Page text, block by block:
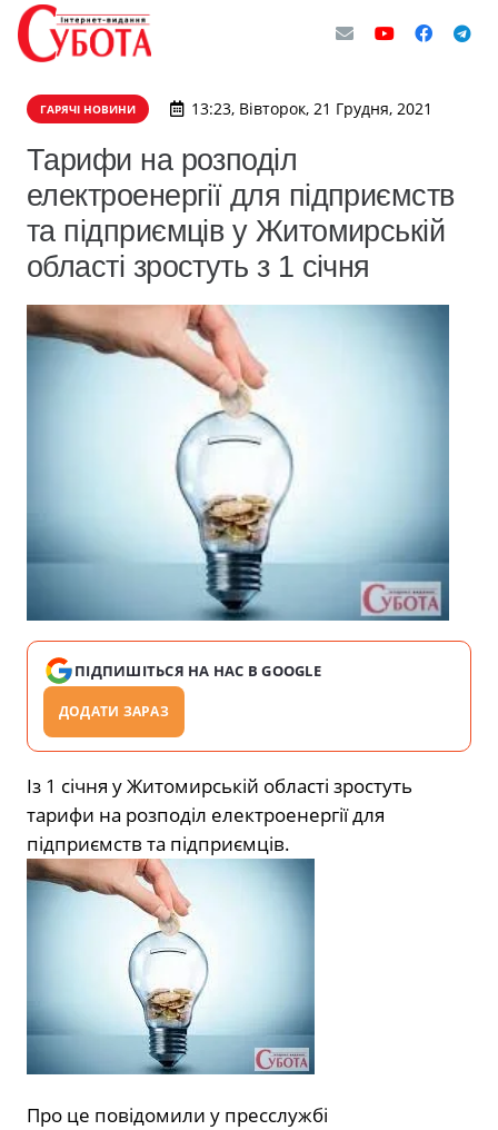
ГАРЯЧІ НОВИНИ 13:23, Вівторок, 21 Грудня, 2021
Тарифи на розподіл
електроенергії для підприємств
та підприємців у Житомирській
області зростуть з 1 січня
ПІДПИШІТЬСЯ НА НАС В GOOGLE
ДОДАТИ ЗАРАЗ
Із 1 січня у Житомирській області зростуть
тарифи на розподіл електроенергії для
підприємств та підприємців.
Про це повідомили у пресслужбі